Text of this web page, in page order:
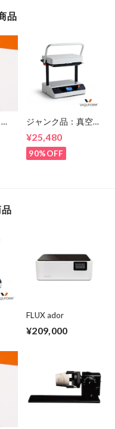
品
ジャンク品：真空成
¥25,480
90%OFF
FLUX ador
¥209,000